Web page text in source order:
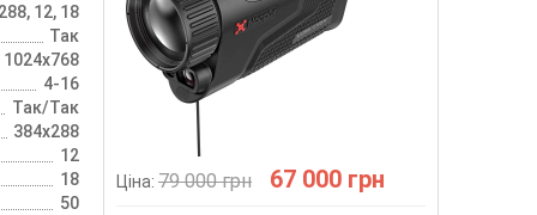
12, 18
Так
1024х768
4-16
Так/Так
384х288
12
18
50
Ціна: 79 000 грн 67 000 грн